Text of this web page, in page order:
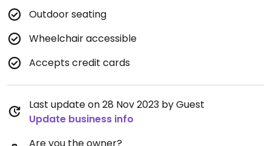
Outdoor seating
Wheelchair accessible
Accepts credit cards
Last update on 28 Nov 2023 by Guest
Update business info